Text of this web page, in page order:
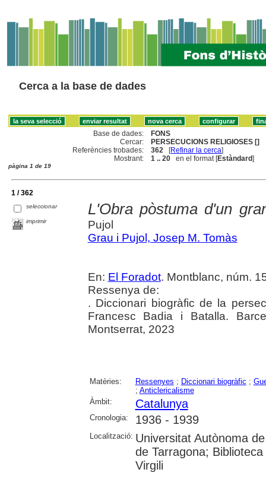
Cerca a la base de dades
Base de dades:
FONS
Cercar:
PERSECUCIONS RELIGIOSES []
Referències trobades:
362 [Refinar la cerca]
Mostrant:
1 .. 20 en el format [Estàndard]
pàgina 1 de 19
1 / 362
seleccionar
imprimir
L'Obra pòstuma d'un
Pujol
Grau i Pujol, Josep M. Tomàs
En: El Foradot. Montblanc, núm.
Ressenya de:
. Diccionari biogràfic de la
Francesc Badia i Batalla.
Montserrat, 2023
Matèries: Ressenyes ; Diccionari biogràfic ;
; Anticlericalisme
Àmbit:
Catalunya
Cronologia: 1936 - 1939
Localització: Universitat Autònoma
de Tarragona;
Virgili